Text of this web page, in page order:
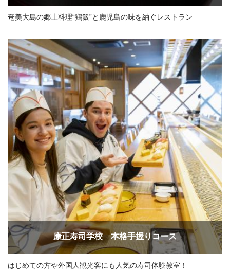
奄美大島の郷土料理“鶏飯”と鹿児島の味を紬ぐレストラン
康正寿司学校 本格手握りコース
はじめての方や外国人観光客にも人気の寿司体験教室！